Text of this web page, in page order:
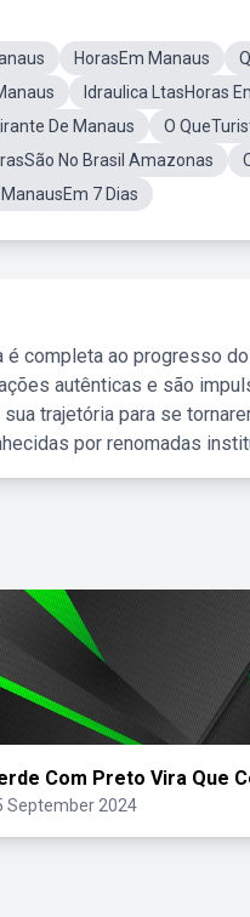
HorasEm Manaus
Idraulica LtasHoras
De Manaus O
No Brasil Amazonas
7 Dias
é completa ao progresso
autênticas e são
trajetória para se
por renomadas
Com Preto Vira Que
September 2024